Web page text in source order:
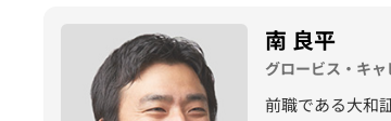
南 良平
グロービス・キ
前職である大和